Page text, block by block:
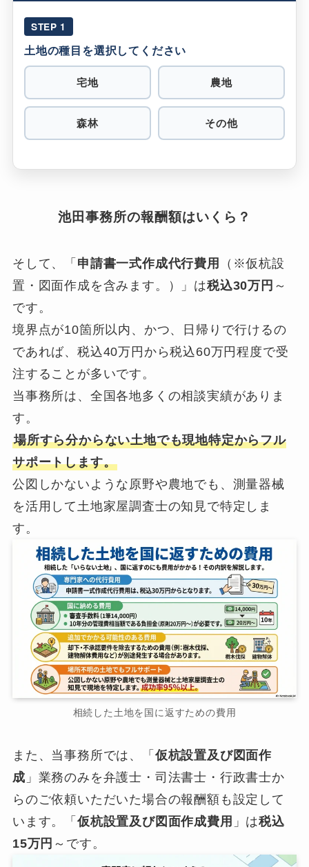
STEP 1
土地の種目を選択してください
宅地 農地
森林 その他
池田事務所の報酬額はいくら？
そして、「 申請書一式作成代行費用
（※仮杭設
置・図面作成を含みます。）」は税込30万円 ～
です。
境界点が10箇所以内、かつ、日帰りで行けるの
であれば、税込40万円から税込60万円程度で受
注することが多いです。
当事務所は、全国各地多くの相談実績がありま
す。
場所すら分からない土地でも現地特定からフル
サポートします。
公図しかないような原野や農地でも、測量器械
を活用して土地家屋調査士の知見で特定しま
す。
相続した土地を国に返すための費用
また、当事務所では、「 仮杭設置及び図面作
成 」業務のみを弁護士・司法書士・行政書士か
らのご依頼いただいた場合の報酬額も設定して
います。「 仮杭設置及び図面作成費用 」は税込
15万円 ～です。